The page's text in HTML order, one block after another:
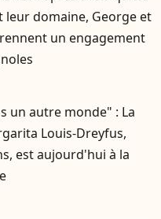
domaine, George et
un engagement
un autre monde" : La
Louis-Dreyfus,
est aujourd'hui à la